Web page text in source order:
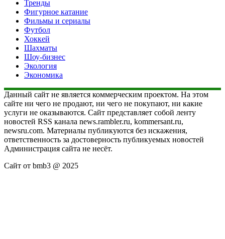
Тренды
Фигурное катание
Фильмы и сериалы
Футбол
Хоккей
Шахматы
Шоу-бизнес
Экология
Экономика
Данный сайт не является коммерческим проектом. На этом
сайте ни чего не продают, ни чего не покупают, ни какие
услуги не оказываются. Сайт представляет собой ленту
новостей RSS канала news.rambler.ru, kommersant.ru,
newsru.com. Материалы публикуются без искажения,
ответственность за достоверность публикуемых новостей
Администрация сайта не несёт.
Сайт от bmb3 @ 2025